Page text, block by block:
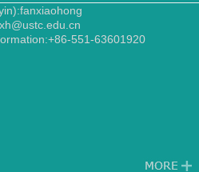
551-63601920